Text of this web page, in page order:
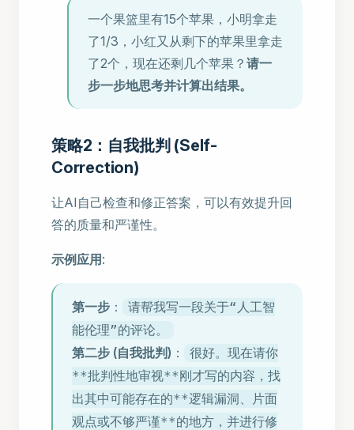
一个果篮里有15个苹果，小明拿走
了1/3，小红又从剩下的苹果里拿走
了2个，现在还剩几个苹果？ 请一
步一步地思考并计算出结果。
策略2：自我批判 (Self-
Correction)
让AI自己检查和修正答案，可以有效提升回
答的质量和严谨性。
示例应用 :
第一步 ：
请帮我写一段关于“人工智
能伦理”的评论。
第二步 (自我批判) ：
很好。现在请你
**批判性地审视**刚才写的内容，找
出其中可能存在的**逻辑漏洞、片面
观点或不够严谨**的地方，并进行修